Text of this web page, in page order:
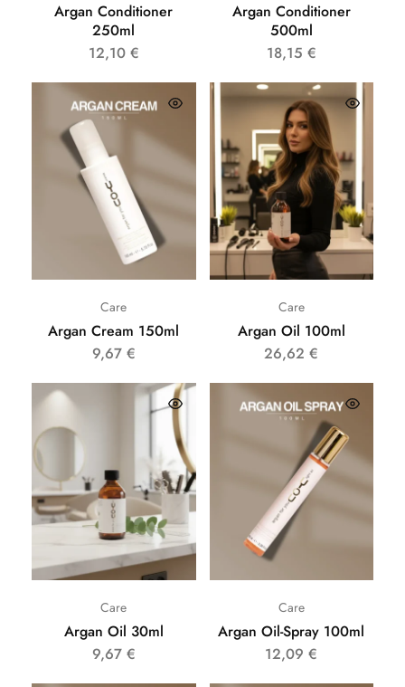
Argan Conditioner
250ml
12,10 €
Argan Conditioner
500ml
18,15 €
Care
Argan Cream 150ml
9,67 €
Care
Argan Oil 100ml
26,62€
Care
Argan Oil 30ml
9,67 €
Care
Argan Oil-Spray 100ml
12,09€